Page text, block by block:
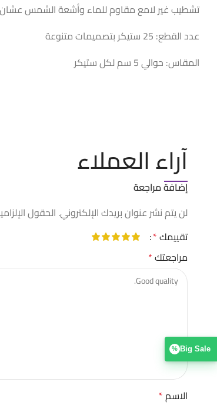
تشطيب غير لامع مقاوم للماء وأشعة الشمس
عدد القطع: 25 ستيكر بتصميمات متنوعة
المقاس: حوالي 5 سم لكل ستيكر
آراء العملاء
إضافة مراجعة
لن يتم نشر عنوان بريدك الإلكتروني.الحقول
تقييمك*
مراجعتك*
الاسم*
% Big Sale